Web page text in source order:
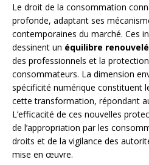
Le droit de la consommation
profonde, adaptant ses
contemporaines du marché. Ces
dessinent un équilibre renouvelé
des professionnels et la
consommateurs. La dimension
spécificité numérique constituent
cette transformation, répondant
L’efficacité de ces nouvelles
de l’appropriation par les
droits et de la vigilance des
mise en œuvre.